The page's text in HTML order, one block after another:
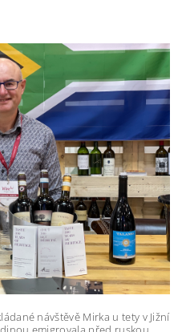
návštěvě Mirka u tety v Jižní